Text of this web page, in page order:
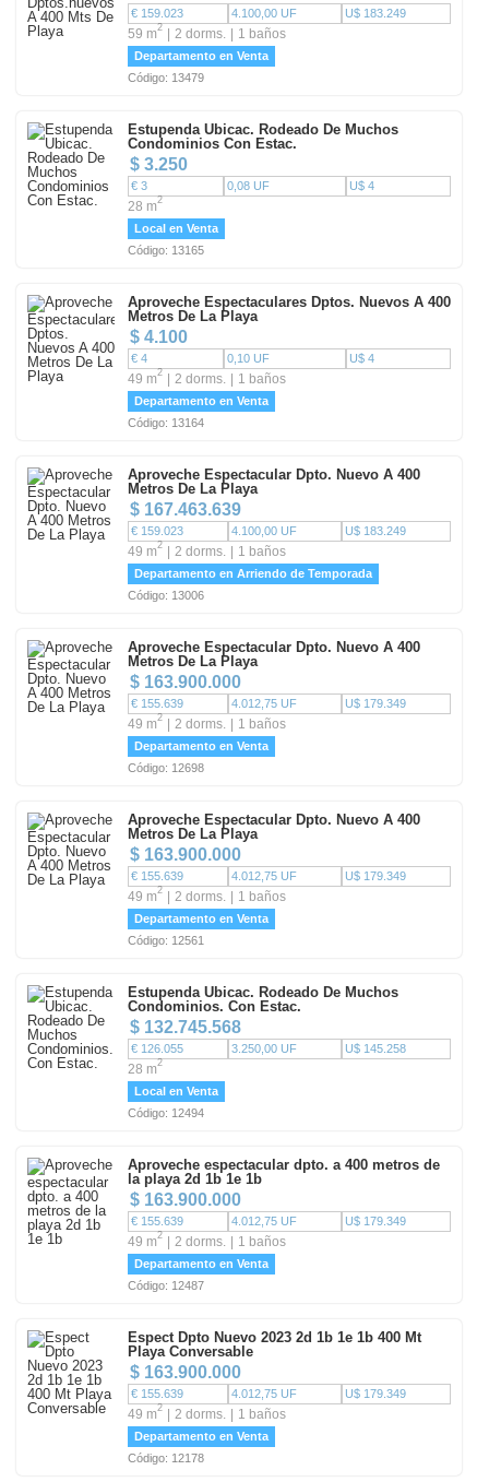
€ 159.023 4.100,00 UF U$ 183.249
59 m2 2 dorms. 1 baños
Departamento en Venta
Código: 13479
Estupenda Ubicac. Rodeado De Muchos
Condominios Con Estac.
$ 3.250
€ 3 0,08 UF U$ 4
28 m2
Local en Venta
Código: 13165
Aproveche Espectaculares Dptos. Nuevos A 400
Metros De La Playa
$ 4.100
€ 4 0,10 UF U$ 4
49 m2 2 dorms. 1 baños
Departamento en Venta
Código: 13164
Aproveche Espectacular Dpto. Nuevo A 400
Metros De La Playa
$ 167.463.639
€ 159.023 4.100,00 UF U$ 183.249
49 m2 2 dorms. 1 baños
Departamento en Arriendo de Temporada
Código: 13006
Aproveche Espectacular Dpto. Nuevo A 400
Metros De La Playa
$ 163.900.000
€ 155.639 4.012,75 UF U$ 179.349
49 m2 2 dorms. 1 baños
Departamento en Venta
Código: 12698
Aproveche Espectacular Dpto. Nuevo A 400
Metros De La Playa
$ 163.900.000
€ 155.639 4.012,75 UF U$ 179.349
49 m2 2 dorms. 1 baños
Departamento en Venta
Código: 12561
Estupenda Ubicac. Rodeado De Muchos
Condominios. Con Estac.
$ 132.745.568
€ 126.055 3.250,00 UF U$ 145.258
28 m2
Local en Venta
Código: 12494
Aproveche espectacular dpto. a 400 metros de
la playa 2d 1b 1e 1b
$ 163.900.000
€ 155.639 4.012,75 UF U$ 179.349
49 m2 2 dorms. 1 baños
Departamento en Venta
Código: 12487
Espect Dpto Nuevo 2023 2d 1b 1e 1b 400 Mt
Playa Conversable
$ 163.900.000
€ 155.639 4.012,75 UF U$ 179.349
49 m2 2 dorms. 1 baños
Departamento en Venta
Código: 12178